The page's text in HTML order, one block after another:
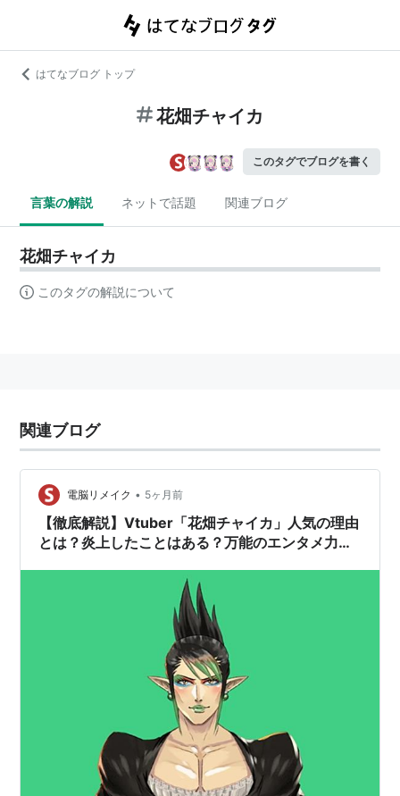
はてなブログ トップ
花畑チャイカ
このタグでブログを書く
言葉の解説 ネットで話題 関連ブログ
花畑チャイカ
このタグの解説について
関連ブログ
電脳リメイク • 5ヶ月前
【徹底解説】Vtuber「花畑チャイカ」人気の理由
とは？炎上したことはある？万能のエンタメ力・